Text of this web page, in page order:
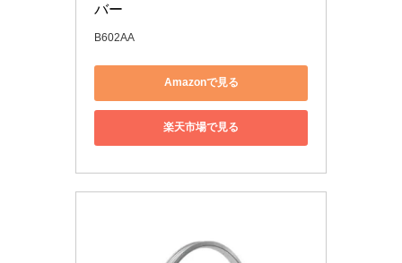
バー
B602AA
Amazonで見る
楽天市場で見る